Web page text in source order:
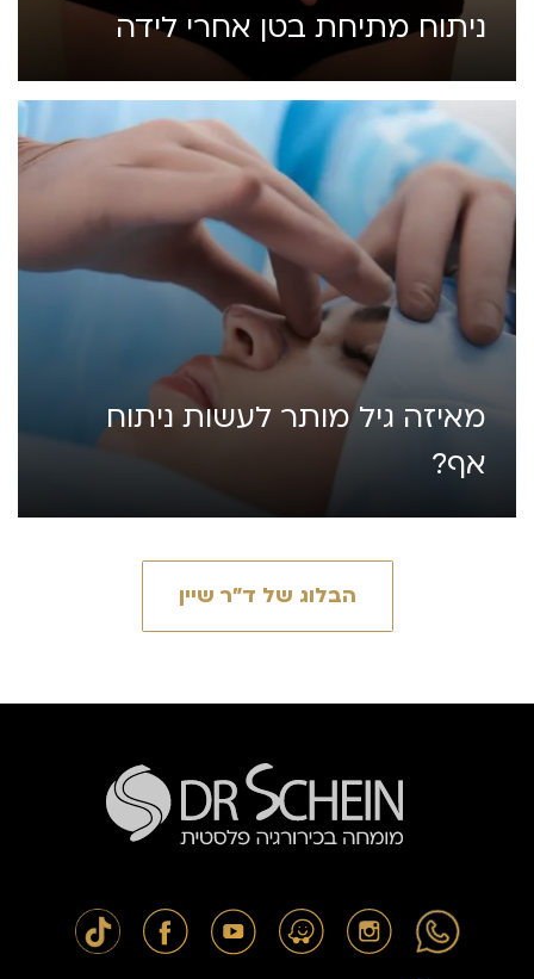
ניתוח מתיחת בטן אחרי לידה
מאיזה גיל מותר לעשות ניתוח
אף?
הבלוג של ד״ר שיין